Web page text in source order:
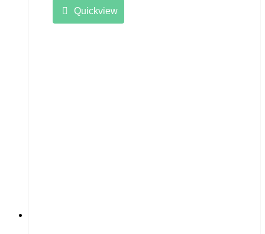
Quickview